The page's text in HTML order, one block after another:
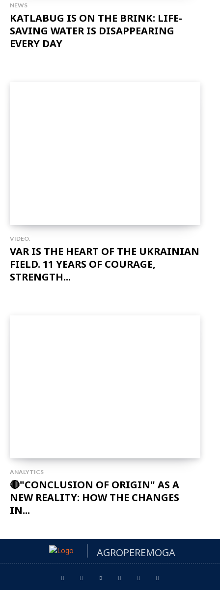
NEWS
KATLABUG IS ON THE BRINK: LIFE-
SAVING WATER IS DISAPPEARING
EVERY DAY
VIDEO.
VAR IS THE HEART OF THE UKRAINIAN
FIELD. 11 YEARS OF COURAGE,
STRENGTH...
ANALYTICS
🔴"CONCLUSION OF ORIGIN" AS A
NEW REALITY: HOW THE CHANGES
IN...
AGROPEREMOGA